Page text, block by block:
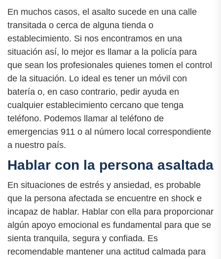
En muchos casos, el asalto sucede en una calle
transitada o cerca de alguna tienda o
establecimiento. Si nos encontramos en una
situación así, lo mejor es llamar a la policía para
que sean los profesionales quienes tomen el control
de la situación. Lo ideal es tener un móvil con
batería o, en caso contrario, pedir ayuda en
cualquier establecimiento cercano que tenga
teléfono. Podemos llamar al teléfono de
emergencias 911 o al número local correspondiente
a nuestro país.
Hablar con la persona asaltada
En situaciones de estrés y ansiedad, es probable
que la persona afectada se encuentre en shock e
incapaz de hablar. Hablar con ella para proporcionar
algún apoyo emocional es fundamental para que se
sienta tranquila, segura y confiada. Es
recomendable mantener una actitud calmada para